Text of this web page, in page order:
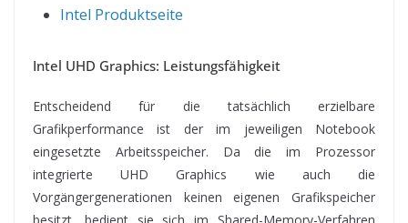
Intel Produktseite
Intel UHD Graphics: Leistungsfähigkeit
Entscheidend für die tatsächlich erzielbare
Grafikperformance ist der im jeweiligen Notebook
eingesetzte Arbeitsspeicher. Da die im Prozessor
integrierte UHD Graphics wie auch die
Vorgängergenerationen keinen eigenen Grafikspeicher